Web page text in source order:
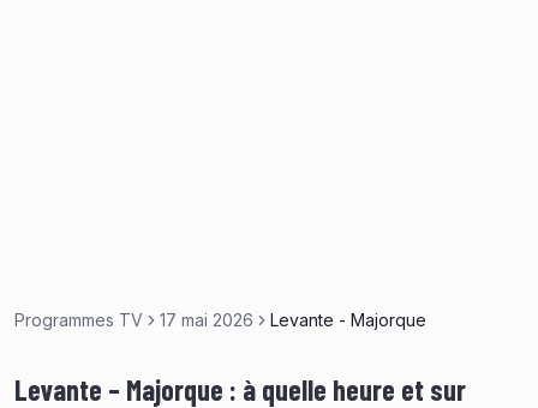
Programmes TV 17 mai 2026 Levante - Majorque
Levante – Majorque : à quelle heure et sur